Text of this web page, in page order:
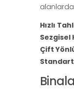
Hızlı
Sezgisel
Çift